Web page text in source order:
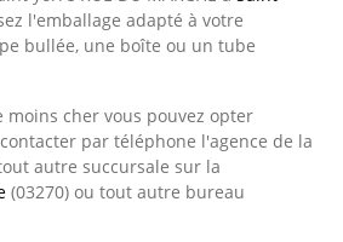
l'emballage adapté à votre
bullée, une boîte ou un tube
moins cher vous pouvez opter
par téléphone l'agence de la
autre succursale sur la
(03270) ou tout autre bureau